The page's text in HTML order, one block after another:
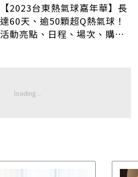
【2023台東熱氣球嘉年華】長
達60天、逾50顆超Q熱氣球！
活動亮點、日程、場次、購票